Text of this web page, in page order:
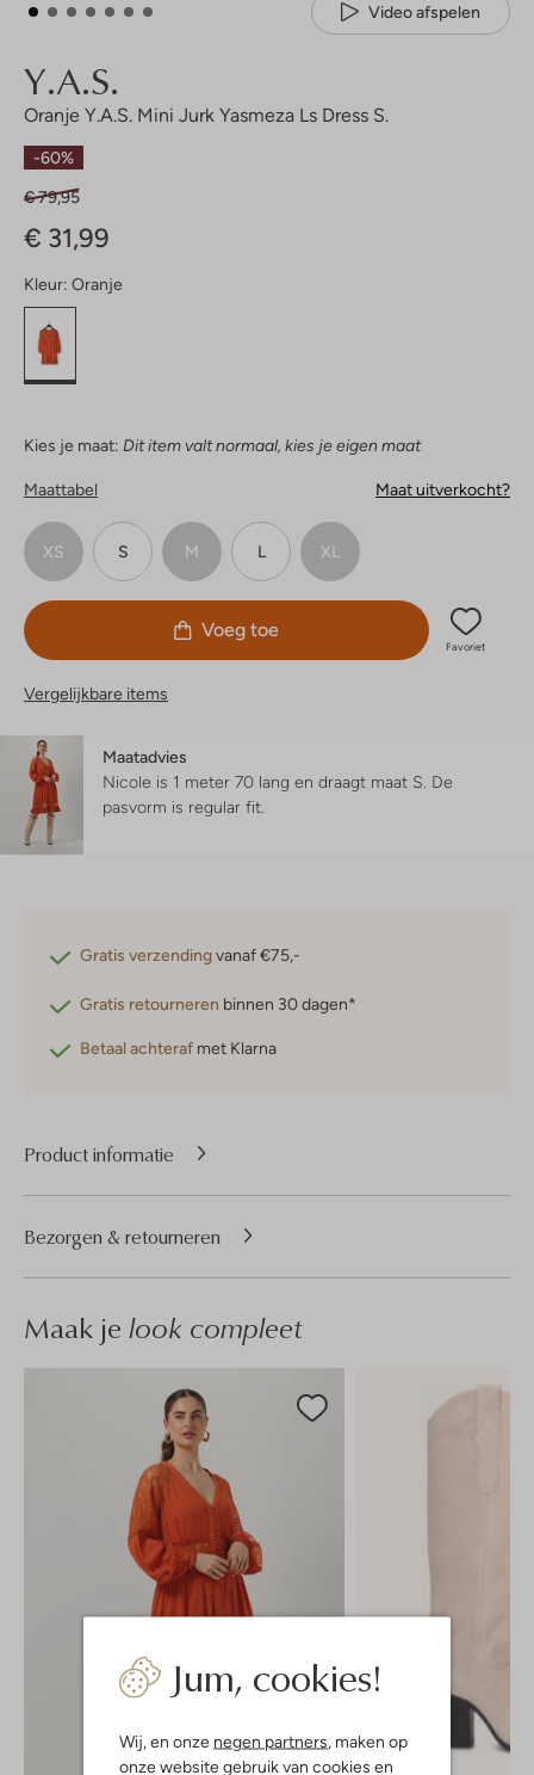
Jum, cookies!
Wij, en onze negen partners, maken op
onze website gebruik van cookies en
Video afspelen
Y.a.s.
Oranje Y.a.s. Mini Jurk Yasmeza Ls Dress S.
-60%
€ 79,95
€ 31,99
Kleur: Oranje
Kies je maat: Dit item valt normaal, kies je eigen maat
Maattabel Maat uitverkocht?
XS S M L XL
Voeg toe
Favoriet
Vergelijkbare items
Maatadvies
Nicole is 1 meter 70 lang en draagt maat S. De
pasvorm is regular fit
Gratis verzendingvanaf €75,-
Gratis retourneren binnen 30 dagen*
Betaal achteraf met Klarna
Product informatie
Bezorgen & retourneren
Maak je look compleet